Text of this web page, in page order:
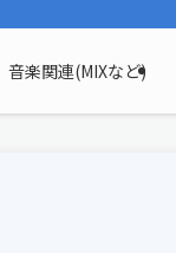
音楽関連(MIXなど)